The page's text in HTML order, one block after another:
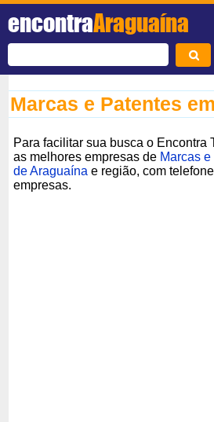
encontraAraguaína
Marcas e Patentes
Para facilitar sua busca o Encontra
as melhores empresas de Marcas
de Araguaína e região, com
empresas.